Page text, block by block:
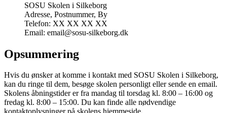
SOSU Skolen i Silkeborg
Adresse, Postnummer, By
Telefon: XX XX XX XX
Email: email@sosu-silkeborg.dk
Opsummering
Hvis du ønsker at komme i kontakt med SOSU Skolen i Silkeborg,
kan du ringe til dem, besøge skolen personligt eller sende en email.
Skolens åbningstider er fra mandag til torsdag kl. 8:00 – 16:00 og
fredag kl. 8:00 – 15:00. Du kan finde alle nødvendige